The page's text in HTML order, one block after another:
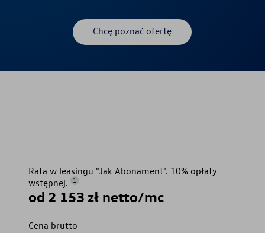
Chcę poznać ofertę
Rata w leasingu "Jak Abonament". 10% opłaty
wstępnej.
1
od 2 153 zł netto/mc
Cena brutto